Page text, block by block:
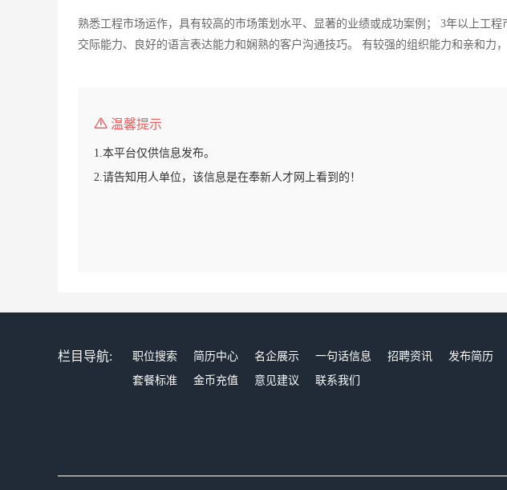
熟悉工程市场运作，具有较高的市场策划水平、显著的业绩或成功案例； 3年以上工
交际能力、良好的语言表达能力和娴熟的客户沟通技巧。 有较强的组织能力和亲和力
温馨提示
1.本平台仅供信息发布。
2.请告知用人单位，该信息是在奉新人才网上看到的！
栏目导航: 职位搜索 简历中心 名企展示 一句话信息 招聘资讯 发布简历
套餐标准
金币充值 意见建议 联系我们